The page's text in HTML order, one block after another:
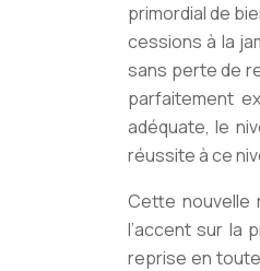
primordialde
cessions à la
sans perte de
parfaitement
adéquate, le
réussite à ce
Cette nouvelle
l’accent sur la
reprise en